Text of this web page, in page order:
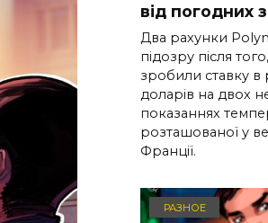
від погодних
Два рахунки
підозру після
зробили ставку в
доларів на двох
показаннях
розташованої у
Франції.
РАЗНОЕ